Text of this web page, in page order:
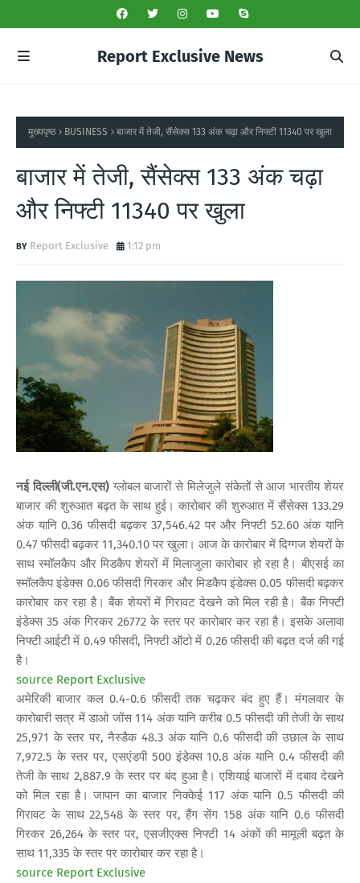
Report Exclusive News
मुख्यपृष्ठ BUSINESS बाजार में तेजी, सैंसेक्स 133 अंक चढ़ा और निफ्टी 11340 पर खुला
बाजार में तेजी, सैंसेक्स 133 अंक चढ़ा
और निफ्टी 11340 पर खुला
Report Exclusive 1:12 pm
नई दिल्ली(जी.एन.एस) ग्लोबल बाजारों से मिलेजुले संकेतों से आज भारतीय शेयर
बाजार की शुरुआत बढ़त के साथ हुई। कारोबार की शुरुआत में सैंसेक्स 133.29
अंक यानि 0.36 फीसदी बढ़कर 37,546.42 पर और निफ्टी 52.60 अंक यानि
0.47 फीसदी बढ़कर 11,340.10 पर खुला। आज के कारोबार में दिग्गज शेयरों के
साथ स्मॉलकैप और मिडकैप शेयरों में मिलाजुला कारोबार हो रहा है। बीएसई का
स्मॉलकैप इंडेक्स 0.06 फीसदी गिरकर और मिडकैप इंडेक्स 0.05 फीसदी बढ़कर
कारोबार कर रहा है। बैंक शेयरों में गिरावट देखने को मिल रही है। बैंक निफ्टी
इंडेक्स 35 अंक गिरकर 26772 के स्तर पर कारोबार कर रहा है। इसके अलावा
निफ्टी आईटी में 0.49 फीसदी, निफ्टी ऑटो में 0.26 फीसदी की बढ़त दर्ज की गई
है।
source Report Exclusive
अमेरिकी बाजार कल 0.4-0.6 फीसदी तक चढ़कर बंद हुए हैं। मंगलवार के
कारोबारी सत्र में डाओ जोंस 114 अंक यानि करीब 0.5 फीसदी की तेजी के साथ
25,971 के स्तर पर, नैस्डैक 48.3 अंक यानि 0.6 फीसदी की उछाल के साथ
7,972.5 के स्तर पर, एसएंडपी 500 इंडेक्स 10.8 अंक यानि 0.4 फीसदी की
तेजी के साथ 2,887.9 के स्तर पर बंद हुआ है। एशियाई बाजारों में दबाव देखने
को मिल रहा है। जापान का बाजार निक्केई 117 अंक यानि 0.5 फीसदी की
गिरावट के साथ 22,548 के स्तर पर, हैंग सेंग 158 अंक यानि 0.6 फीसदी
गिरकर 26,264 के स्तर पर, एसजीएक्स निफ्टी 14 अंकों की मामूली बढ़त के
साथ 11,335 के स्तर पर कारोबार कर रहा है।
source Report Exclusive